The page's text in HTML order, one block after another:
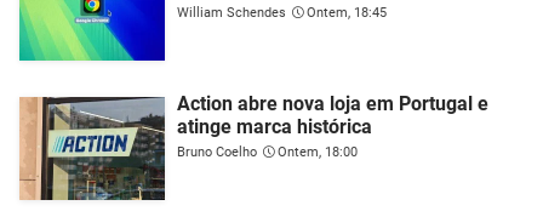
William Schendes Ontem, 18:45
Action abre nova loja em Portugal e
atinge marca histórica
Bruno Coelho Ontem, 18:00